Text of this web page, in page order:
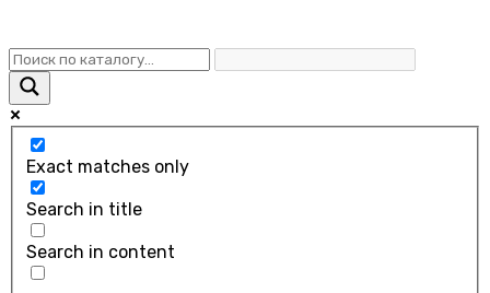
Exact matches only
Search in title
Search in content